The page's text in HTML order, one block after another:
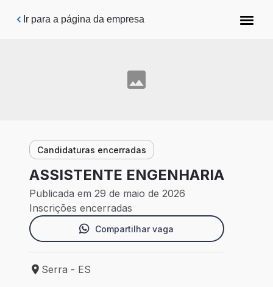
Pular para o conteúdo principal
Ir para a página da empresa
Candidaturas encerradas
ASSISTENTE ENGENHARIA
Publicada em 29 de maio de 2026
Inscrições encerradas
Compartilhar vaga
Local de trabalho: Serra - ES
Serra - ES